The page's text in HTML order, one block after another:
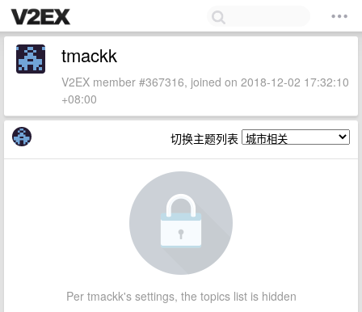
tmackk
V2EX member #367316, joined on 2018-12-02 17:32:10
+08:00
切换主题列表
Per tmackk's settings, the topics list is hidden